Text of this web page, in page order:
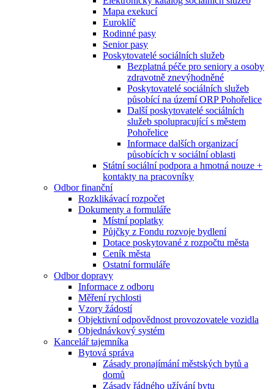
Mapa exekucí
Euroklíč
Rodinné pasy
Senior pasy
Poskytovatelé sociálních služeb
Bezplatná péče pro seniory a osoby
zdravotně znevýhodněné
Poskytovatelé sociálních služeb
působící na území ORP Pohořelice
Další poskytovatelé sociálních
služeb spolupracující s městem
Pohořelice
Informace dalších organizací
působících v sociální oblasti
Státní sociální podpora a hmotná nouze +
kontakty na pracovníky
Odbor finanční
Rozklikávací rozpočet
Dokumenty a formuláře
Místní poplatky
Půjčky z Fondu rozvoje bydlení
Dotace poskytované z rozpočtu města
Ceník města
Ostatní formuláře
Odbor dopravy
Informace z odboru
Měření rychlosti
Vzory žádostí
Objektivní odpovědnost provozovatele vozidla
Objednávkový systém
Kancelář tajemníka
Bytová správa
Zásady pronajímání městských bytů a
domů
Zásady řádného užívání bytu